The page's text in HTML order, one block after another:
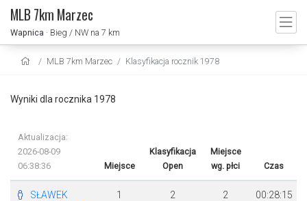
MLB 7km Marzec
Wapnica · Bieg / NW na 7 km
MLB 7km Marzec Klasyfikacja rocznik 1978
Wyniki dla rocznika 1978
Aktualizacja:
2026-08-09
06:38:36
Miejsce
Klasyfikacja
Open
Miejsce
wg. płci
Czas
SŁAWEK
1 2 2 00:28:15